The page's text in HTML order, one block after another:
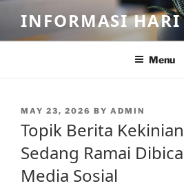
content
INFORMASI
Menu
POSTED
MAY 23, 2026 BY ADMIN
Topik Berita
Sedang Ramai
Media Sosial